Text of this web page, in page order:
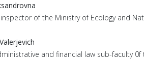
of the Ministry of Ecology and
and financial law sub-faculty 0f